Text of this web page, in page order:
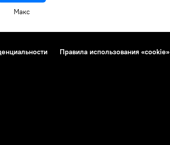
Макс
Правила использования «cookie»